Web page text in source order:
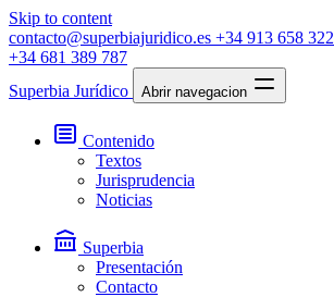
Skip to content
contacto@superbiajuridico.es +34 913 658 322
+34 681 389 787
Superbia Jurídico
Abrir navegacion
Contenido
Textos
Jurisprudencia
Noticias
Superbia
Presentación
Contacto